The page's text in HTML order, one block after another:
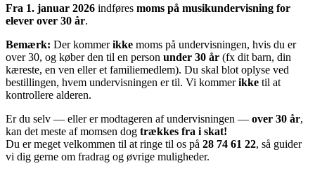
Fra 1. januar 2026 indføres moms på musikundervisning for
elever over 30 år.
Bemærk: Der kommerikke moms på undervisningen, hvis du er
over 30, og køber den til en person under 30 år (fx dit barn, din
kæreste, en ven eller et familiemedlem). Du skal blot oplyse ved
bestillingen, hvem undervisningen er til. Vi kommerikke til at
kontrollere alderen.
Er du selv — eller er modtageren af undervisningen — over 30 år,
kan det meste af momsen dog trækkes fra i skat!
Du er meget velkommen til at ringe til os på 28 74 61 22, så guider
vi dig gerne om fradrag og øvrige muligheder.